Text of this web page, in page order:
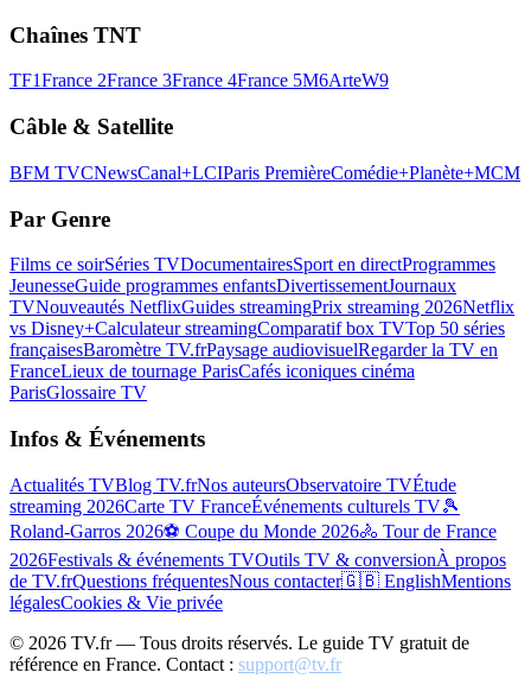
Chaînes TNT
TF1France 2France 3France 4France 5M6ArteW9
Câble & Satellite
BFM TVCNewsCanal+LCIParis PremièreComédie+Planète+MCM
Par Genre
Films ce soirSéries TVDocumentairesSport en directProgrammes
JeunesseGuide programmes enfantsDivertissementJournaux
TVNouveautés NetflixGuides streamingPrix streaming 2026Netflix
vs Disney+Calculateur streamingComparatif box TVTop 50 séries
françaisesBaromètre TV.frPaysage audiovisuelRegarder la TV en
FranceLieux de tournage ParisCafés iconiques cinéma
ParisGlossaire TV
Infos & Événements
Actualités TVBlog TV.frNos auteursObservatoire TVÉtude
streaming 2026Carte TV FranceÉvénements culturels TV🎾
Roland-Garros 2026⚽ Coupe du Monde 2026🚴 Tour de France
2026Festivals & événements TVOutils TV & conversionÀ propos
de TV.frQuestions fréquentesNous contacter🇬🇧 EnglishMentions
légalesCookies & Vie privée
© 2026 TV.fr — Tous droits réservés. Le guide TV gratuit de
référence en France. Contact : support@tv.fr